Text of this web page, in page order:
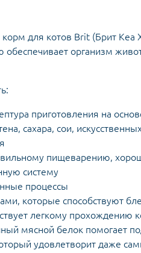
для котов Brit (Брит Кеа
обеспечивает организм
приготовления на
сахара, сои,
пищеварению,
систему
процессы
которые способствуют
легкому прохождению
мясной белок помогает
удовлетворит даже